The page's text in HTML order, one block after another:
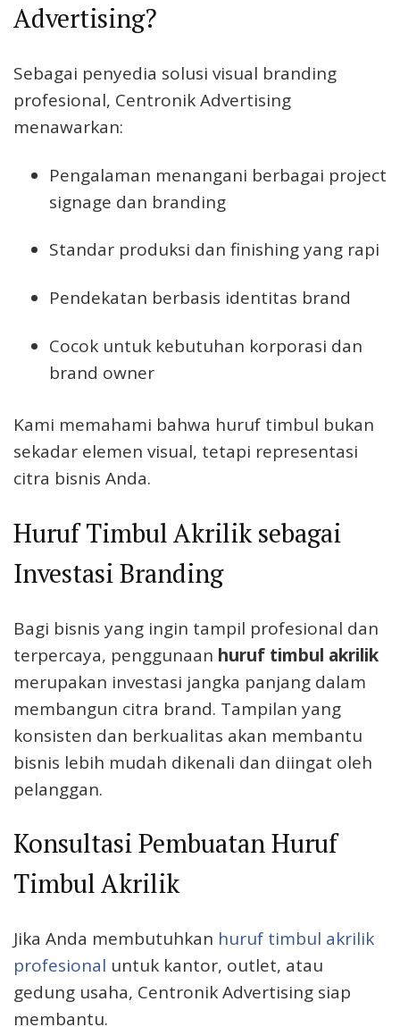
Advertising?
Sebagai penyedia solusi visual branding
profesional, Centronik Advertising
menawarkan:
Pengalaman menangani berbagai project
signage dan branding
Standar produksi dan finishing yang rapi
Pendekatan berbasis identitas brand
Cocok untuk kebutuhan korporasi dan
brand owner
Kami memahami bahwa huruf timbul bukan
sekadar elemen visual, tetapi representasi
citra bisnis Anda.
Huruf Timbul Akrilik sebagai
Investasi Branding
Bagi bisnis yang ingin tampil profesional dan
terpercaya, penggunaan huruf timbul akrilik
merupakan investasi jangka panjang dalam
membangun citra brand. Tampilan yang
konsisten dan berkualitas akan membantu
bisnis lebih mudah dikenali dan diingat oleh
pelanggan.
Konsultasi Pembuatan Huruf
Timbul Akrilik
Jika Anda membutuhkan huruf timbul akrilik
profesional untuk kantor, outlet, atau
gedung usaha, Centronik Advertising siap
membantu.